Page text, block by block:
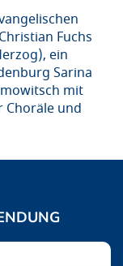
Fuchs
ein
Sarina
mit
Choräle und